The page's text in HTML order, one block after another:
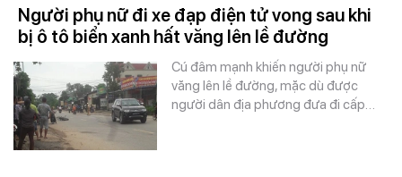
Người phụ nữ đi xe đạp điện tử vong sau khi
bị ô tô biển xanh hất văng lên lề đường
Cú đâm mạnh khiến người phụ nữ
văng lên lề đường, mặc dù được
người dân địa phương đưa đi cấp…